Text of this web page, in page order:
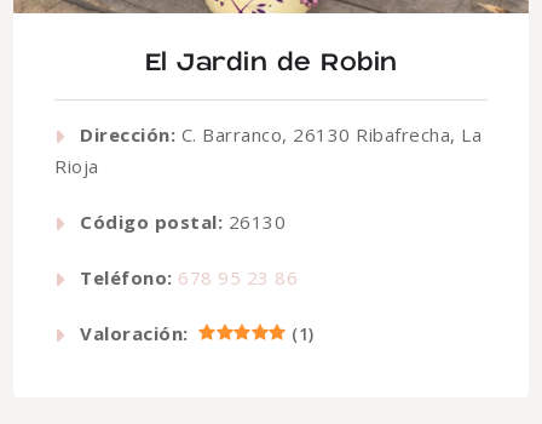
El Jardin de Robin
Dirección: C. Barranco, 26130 Ribafrecha, La
Rioja
Código postal: 26130
Teléfono: 678 95 23 86
Valoración: (1)